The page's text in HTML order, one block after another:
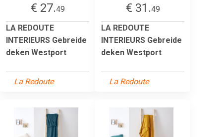
€ 27.49
LA REDOUTE
INTERIEURS Gebreide
deken Westport
La Redoute
€ 31.49
LA REDOUTE
INTERIEURS Gebreide
deken Westport
La Redoute